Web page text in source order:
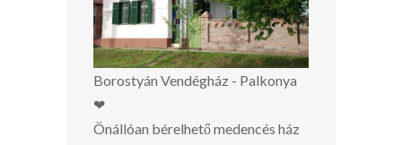
Borostyán Vendégház - Palkonya
❤
Önállóan bérelhető medencés ház